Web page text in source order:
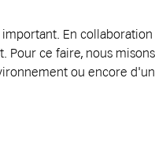
En
ce faire, nous
ou encore